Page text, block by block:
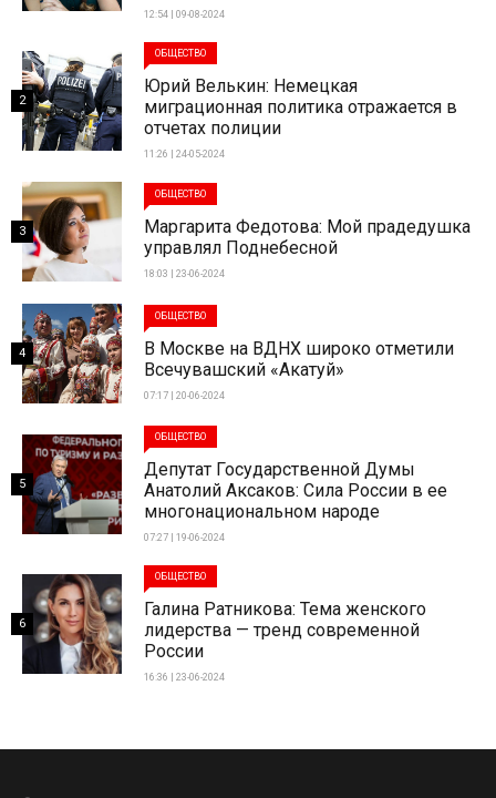
12:54 | 09-08-2024
ОБЩЕСТВО
Юрий Велькин: Немецкая
миграционная политика отражается в
отчетах полиции
11:26 | 24-05-2024
2
ОБЩЕСТВО
Маргарита Федотова: Мой прадедушка
управлял Поднебесной
18:03 | 23-06-2024
3
ОБЩЕСТВО
В Москве на ВДНХ широко отметили
Всечувашский «Акатуй»
07:17 | 20-06-2024
4
ОБЩЕСТВО
Депутат Государственной Думы
Анатолий Аксаков: Сила России в ее
многонациональном народе
07:27 | 19-06-2024
5
ОБЩЕСТВО
Галина Ратникова: Тема женского
лидерства — тренд современной
России
16:36 | 23-06-2024
6